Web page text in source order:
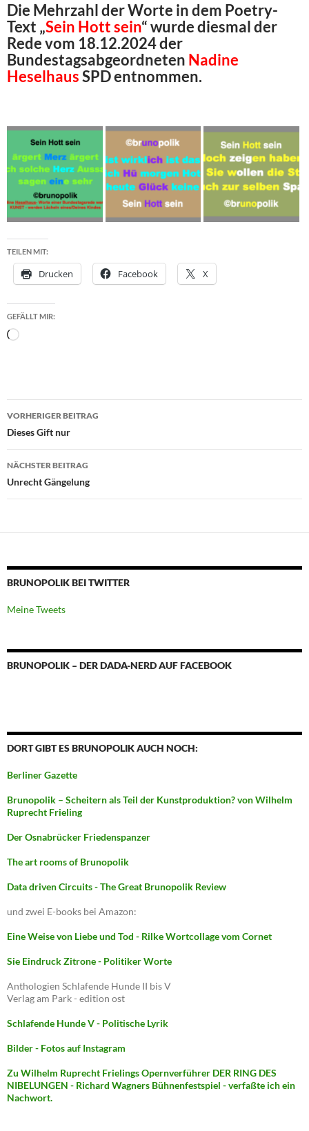
Die Mehrzahl der Worte in dem Poetry-
Text „Sein Hott sein“ wurde diesmal der
Rede vom 18.12.2024 der
Bundestagsabgeordneten Nadine
HeselhausSPD entnommen.
TEILEN MIT:
Drucken Facebook X
GEFÄLLT MIR:
Wird
Beitragsnavigation
VORHERIGER BEITRAG
Dieses Gift nur
NÄCHSTER BEITRAG
Unrecht Gängelung
BRUNOPOLIK BEI TWITTER
Meine Tweets
BRUNOPOLIK – DER DADA-NERD AUF FACEBOOK
DORT GIBT ES BRUNOPOLIK AUCH NOCH:
Berliner Gazette
Brunopolik – Scheitern als Teil der Kunstproduktion? von Wilhelm
Ruprecht Frieling
Der Osnabrücker Friedenspanzer
The art rooms of Brunopolik
Data driven Circuits - The Great Brunopolik Review
und zwei E-books bei Amazon:
Eine Weise von Liebe und Tod - Rilke Wortcollage vom Cornet
Sie Eindruck Zitrone - Politiker Worte
Anthologien Schlafende Hunde II bis V
Verlag am Park - edition ost
Schlafende Hunde V - Politische Lyrik
Bilder - Fotos auf Instagram
Zu Wilhelm Ruprecht Frielings Opernverführer DER RING DES
NIBELUNGEN - Richard Wagners Bühnenfestspiel - verfaßte ich ein
Nachwort.